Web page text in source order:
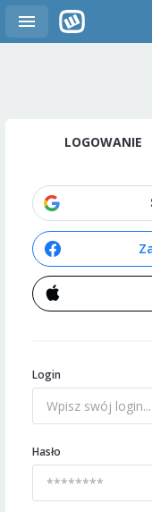
LOGOWANIE
Login
Hasło